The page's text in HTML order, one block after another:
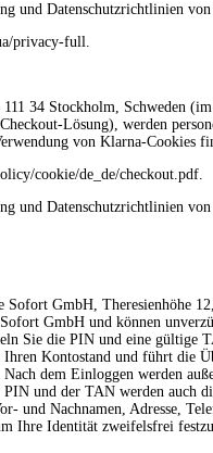
und Datenschutzrichtlinien
privacy-full.
34 Stockholm, Schweden
Lösung), werden
von Klarna-Cookies
cookie/de_de/checkout.pdf.
und Datenschutzrichtlinien
Sofort GmbH, Theresienhöhe
GmbH und können
Sie die PIN und eine
Kontostand und führt die
dem Einloggen werden
und der TAN werden auch
und Nachnamen, Adresse,
Ihre Identität zweifelsfrei